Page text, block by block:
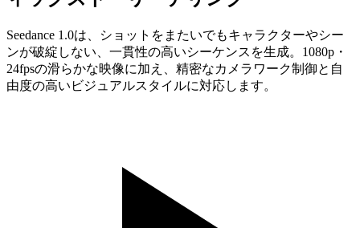
Seedance 1.0は、ショットをまたいでもキャラクターやシー
ンが破綻しない、一貫性の高いシーケンスを生成。1080p・
24fpsの滑らかな映像に加え、精密なカメラワーク制御と自
由度の高いビジュアルスタイルに対応します。